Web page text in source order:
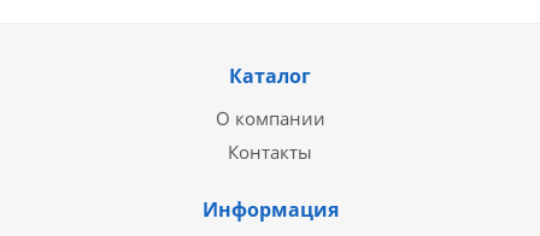
Каталог
О компании
Контакты
Информация